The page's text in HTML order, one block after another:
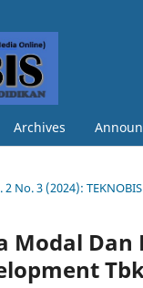
Archives
2 No. 3 (2024):
Modal Dan